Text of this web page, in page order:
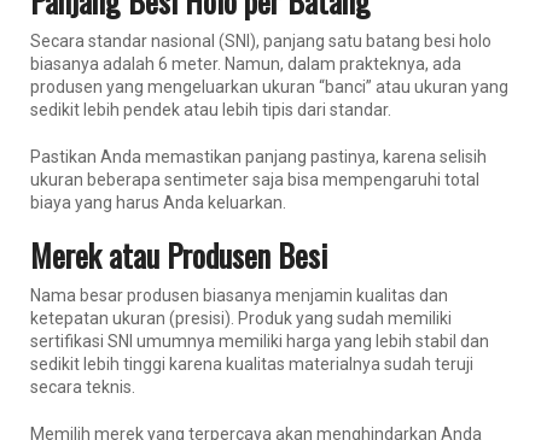
Secara standar nasional (SNI), panjang satu batang besi holo
biasanya adalah 6 meter. Namun, dalam prakteknya, ada
produsen yang mengeluarkan ukuran “banci” atau ukuran yang
sedikit lebih pendek atau lebih tipis dari standar.
Pastikan Anda memastikan panjang pastinya, karena selisih
ukuran beberapa sentimeter saja bisa mempengaruhi total
biaya yang harus Anda keluarkan.
Merek atau Produsen Besi
Nama besar produsen biasanya menjamin kualitas dan
ketepatan ukuran (presisi). Produk yang sudah memiliki
sertifikasi SNI umumnya memiliki harga yang lebih stabil dan
sedikit lebih tinggi karena kualitas materialnya sudah teruji
secara teknis.
Memilih merek yang terpercaya akan menghindarkan Anda